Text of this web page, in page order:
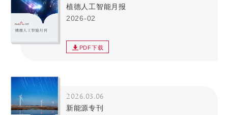
植德人工智能月报
2026-02
PDF下载
2026.03.06
新能源专刊